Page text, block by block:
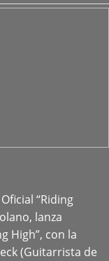
“Riding
lanza
High”, con la
(Guitarrista de